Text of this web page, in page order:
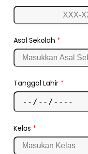
Asal Sekolah *
Tanggal Lahir *
Kelas *